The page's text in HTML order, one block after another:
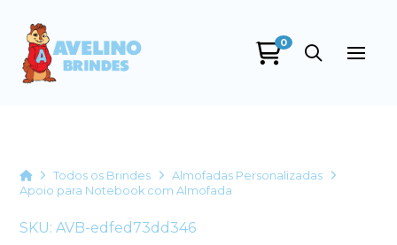
0
HomeTodos os Brindes
Almofadas Personalizadas
Apoio para Notebook com Almofada
SKU: AVB-edfed73dd346